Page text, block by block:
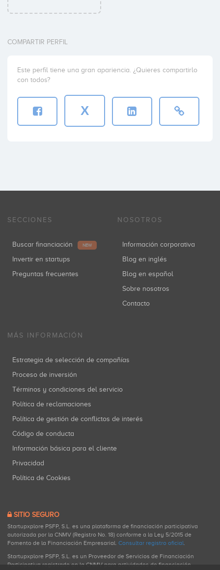
COMPARTIR PERFIL
Este perfil tiene una gran apariencia. ¿Quieres compartirlo
con todos?
X
SECCIONES
Buscar financiación NEW
Invertir en startups
Preguntas frecuentes
NOSOTROS
Información corporativa
Blog en inglés
Blog en español
Sobre nosotros
Contacto
MÁS INFORMACIÓN
Estrategia de selección de compañías
Proceso de inversión
Términos y condiciones del servicio
Política de reclamaciones
Política de gestión de conflictos de interés
Código de conducta
Información básica para el cliente
Privacidad
Política de Cookies
SITIO SEGURO
Startupxplore PSFP, S.L. es una plataforma de financiación participativa
autorizada por la CNMV (Registro No. 18) conforme a la Ley 5/2015 de
Fomento de la Financiación Empresarial. Consultar registro oficial.
Startupxplore PSFP, S.L. es un Proveedor de Servicios de Financiación
Participativa registrado en la CNMV para actividades de financiación